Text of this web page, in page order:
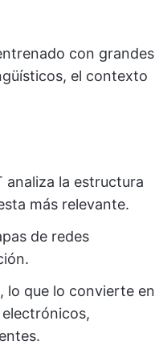
con grandes
el contexto
analiza la estructura
más relevante.
de redes
lo que lo convierte en